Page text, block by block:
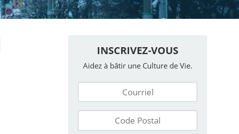
INSCRIVEZ-VOUS
Aidez à bâtir une Culture de Vie.